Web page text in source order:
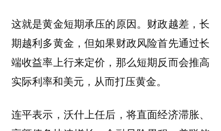
这就是黄金短期承压的原因。财政越差，长
期越利多黄金，但如果财政风险首先通过长
端收益率上行来定价，那么短期反而会推高
实际利率和美元，从而打压黄金。
连平表示，沃什上任后，将直面经济滞胀、